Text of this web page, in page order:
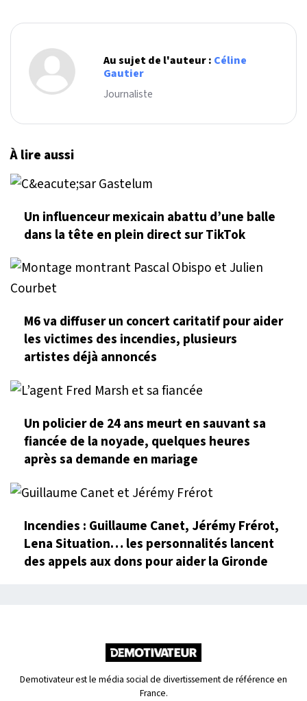
Au sujet de l'auteur : Céline
Gautier
Journaliste
À lire aussi
Un influenceur mexicain abattu d’une balle
dans la tête en plein direct sur TikTok
M6 va diffuser un concert caritatif pour aider
les victimes des incendies, plusieurs
artistes déjà annoncés
Un policier de 24 ans meurt en sauvant sa
fiancée de la noyade, quelques heures
après sa demande en mariage
Incendies : Guillaume Canet, Jérémy Frérot,
Lena Situation… les personnalités lancent
des appels aux dons pour aider la Gironde
Demotivateur est le média social de divertissement de référence en
France.